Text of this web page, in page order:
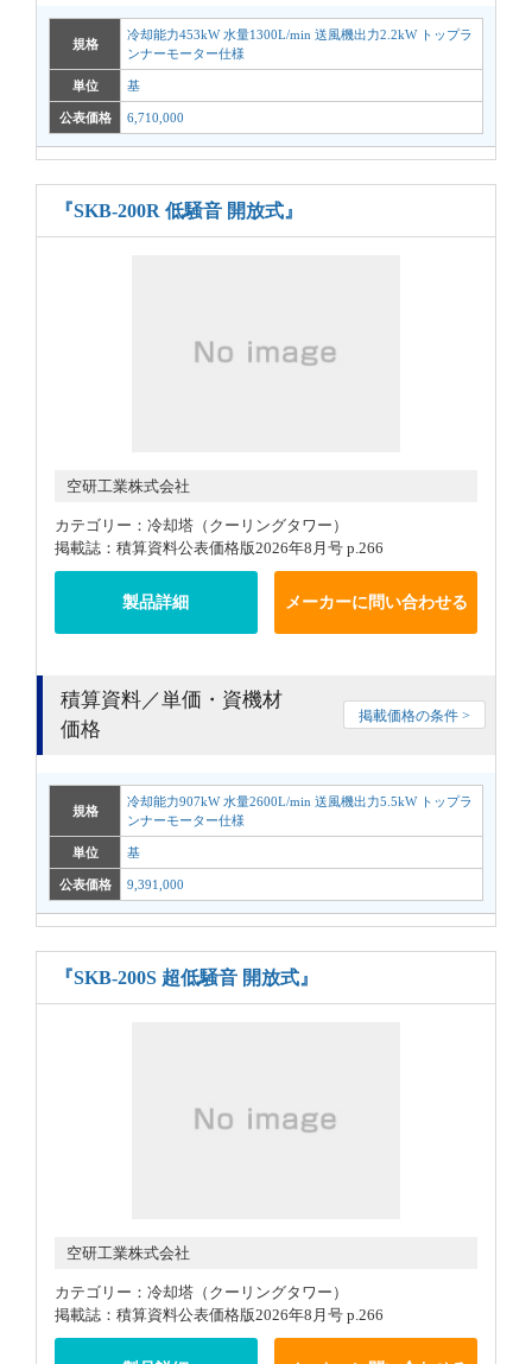
規格
冷却能力453kW 水量1300L/min 送風機出力2.2kW トップラ
ンナーモーター仕様
単位 基
公表価格 6,710,000
『SKB-200R 低騒音 開放式』
空研工業株式会社
カテゴリー：冷却塔（クーリングタワー）
掲載誌：積算資料公表価格版2026年8月号 p.266
製品詳細 メーカーに問い合わせる
積算資料／単価・資機材
価格
掲載価格の条件 >
規格
冷却能力907kW 水量2600L/min 送風機出力5.5kW トップラ
ンナーモーター仕様
単位 基
公表価格 9,391,000
『SKB-200S 超低騒音 開放式』
空研工業株式会社
カテゴリー：冷却塔（クーリングタワー）
掲載誌：積算資料公表価格版2026年8月号 p.266